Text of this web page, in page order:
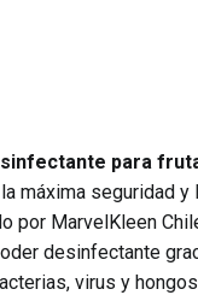
para
máxima seguridad
por MarvelKleen
desinfectante
virus y